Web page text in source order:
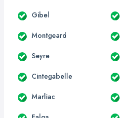
Gibel
Montgeard
Seyre
Cintegabelle
Marliac